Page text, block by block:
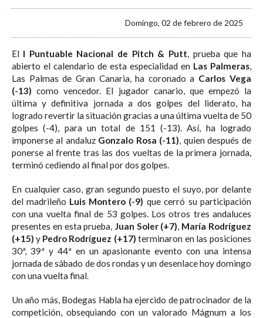
Domingo, 02 de febrero de 2025
El I Puntuable Nacional de Pitch & Putt, prueba que ha
abierto el calendario de esta especialidad en Las Palmeras,
Las Palmas de Gran Canaria, ha coronado a Carlos Vega
(-13) como vencedor. El jugador canario, que empezó la
última y definitiva jornada a dos golpes del liderato, ha
logrado revertir la situación gracias a una última vuelta de 50
golpes (-4), para un total de 151 (-13). Así, ha logrado
imponerse al andaluz Gonzalo Rosa (-11), quien después de
ponerse al frente tras las dos vueltas de la primera jornada,
terminó cediendo al final por dos golpes.
En cualquier caso, gran segundo puesto el suyo, por delante
del madrileño Luis Montero (-9) que cerró su participación
con una vuelta final de 53 golpes. Los otros tres andaluces
presentes en esta prueba, Juan Soler (+7), María Rodríguez
(+15) y Pedro Rodríguez (+17) terminaron en las posiciones
30ª, 39ª y 44ª en un apasionante evento con una intensa
jornada de sábado de dos rondas y un desenlace hoy domingo
con una vuelta final.
Un año más, Bodegas Habla ha ejercido de patrocinador de la
competición, obsequiando con un valorado Mágnum a los